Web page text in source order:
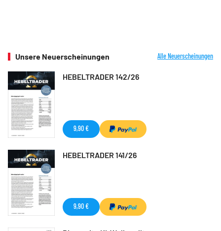
Unsere Neuerscheinungen Alle Neuerscheinungen
HEBELTRADER 142/26
9,90 €
HEBELTRADER 141/26
9,90 €